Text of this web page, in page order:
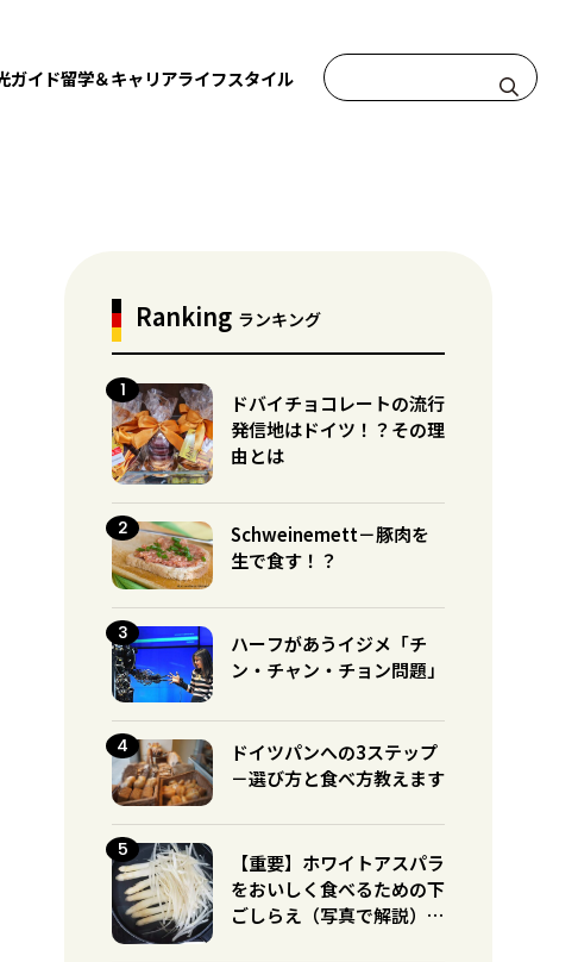
ガイド留学＆キャリアライフスタイル
Ranking ランキング
ドバイチョコレートの流行
発信地はドイツ！？その理
由とは
Schweinemett－豚肉を
生で食す！？
ハーフがあうイジメ「チ
ン・チャン・チョン問題」
ドイツパンへの3ステップ
－選び方と食べ方教えます
【重要】ホワイトアスパラ
をおいしく食べるための下
ごしらえ（写真で解説）※